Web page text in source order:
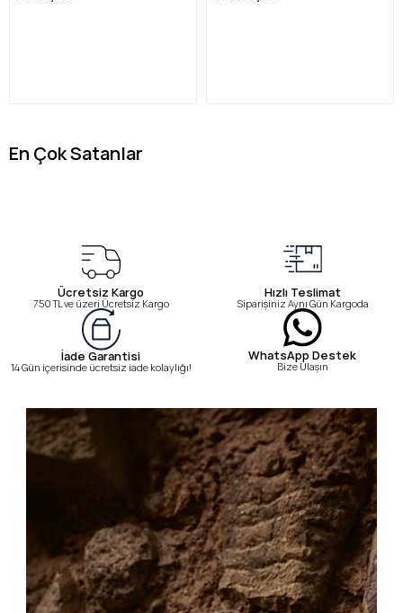
En Çok Satanlar
Ücretsiz Kargo
750 TL ve üzeri Ücretsiz Kargo
Hızlı Teslimat
Siparişiniz Aynı Gün Kargoda
İade Garantisi
14 Gün içerisinde ücretsiz iade kolaylığı!
WhatsApp Destek
Bize Ulaşın